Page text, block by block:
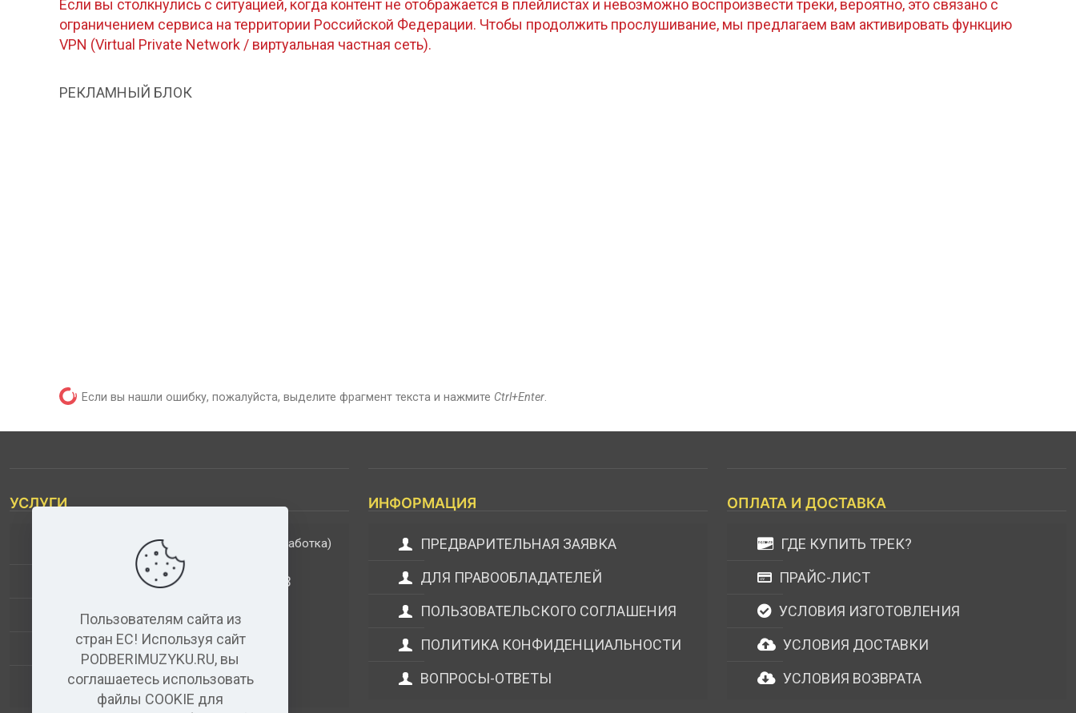
Если вы столкнулись с ситуацией, когда контент не отображается в плейлистах и невозможно воспроизвести треки, вероятно, это связано с
ограничением сервиса на территории Российской Федерации. Чтобы продолжить прослушивание, мы предлагаем вам активировать функцию
VPN (Virtual Private Network / виртуальная частная сеть).
РЕКЛАМНЫЙ БЛОК
Если вы нашли ошибку, пожалуйста, выделите фрагмент текста и нажмите Ctrl+Enter.
УСЛУГИ
ДОПОЛНИТЕЛЬНЫЕ УСЛУГИ (обработка)
АНАЛИЗ МУЗЫКАЛЬНЫХ ТРЕКОВ
ВИДЕО+АУДИО
УСЛУГИ ЗВУКОЗАПИСИ
АУДИО РЕДАКТОР(бесплатный)
ИНФОРМАЦИЯ
ПРЕДВАРИТЕЛЬНАЯ ЗАЯВКА
ДЛЯ ПРАВООБЛАДАТЕЛЕЙ
ПОЛЬЗОВАТЕЛЬСКОГО СОГЛАШЕНИЯ
ПОЛИТИКА КОНФИДЕНЦИАЛЬНОСТИ
ВОПРОСЫ-ОТВЕТЫ
ОПЛАТА И ДОСТАВКА
ГДЕ КУПИТЬ ТРЕК?
ПРАЙС-ЛИСТ
УСЛОВИЯ ИЗГОТОВЛЕНИЯ
УСЛОВИЯ ДОСТАВКИ
УСЛОВИЯ ВОЗВРАТА
Пользователям сайта из
стран ЕС! Используя сайт
PODBERIMUZYKU.RU, вы
соглашаетесь использовать
файлы COOKIE для